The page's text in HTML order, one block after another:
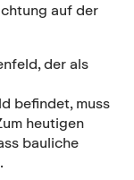
auf der
der als
befindet, muss
heutigen
bauliche